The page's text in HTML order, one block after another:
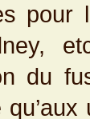
pour
du